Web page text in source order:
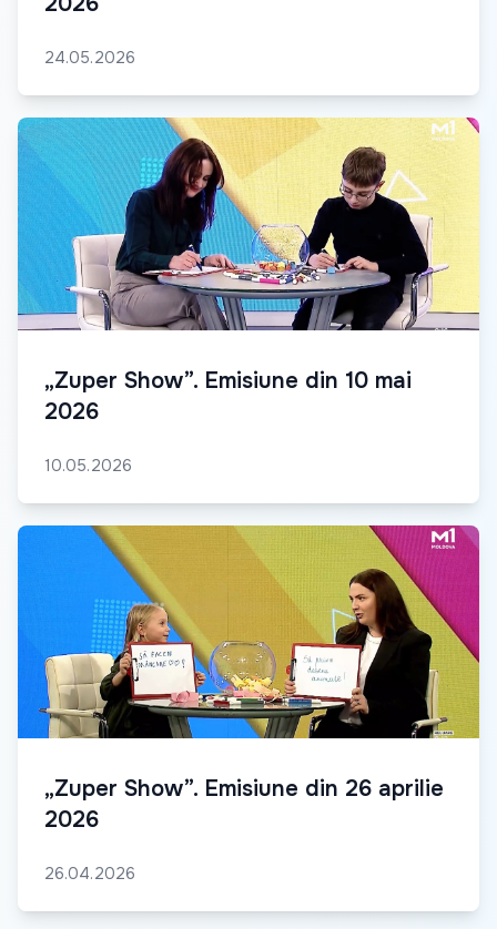
24.05.2026
„Zuper Show”. Emisiune din 10 mai
2026
10.05.2026
„Zuper Show”. Emisiune din 26 aprilie
2026
26.04.2026